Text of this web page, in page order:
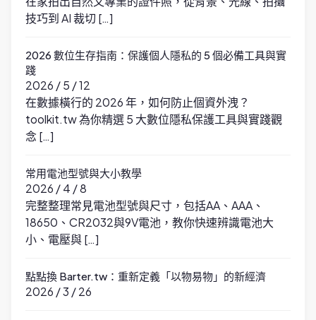
技巧到 AI 裁切 […]
2026 數位生存指南：保護個人隱私的 5 個必備工具與實
踐
2026 / 5 / 12
在數據橫行的 2026 年，如何防止個資外洩？
toolkit.tw 為你精選 5 大數位隱私保護工具與實踐觀
念 […]
常用電池型號與大小教學
2026 / 4 / 8
完整整理常見電池型號與尺寸，包括AA、AAA、
18650、CR2032與9V電池，教你快速辨識電池大
小、電壓與 […]
點點換 Barter.tw：重新定義「以物易物」的新經濟
2026 / 3 / 26